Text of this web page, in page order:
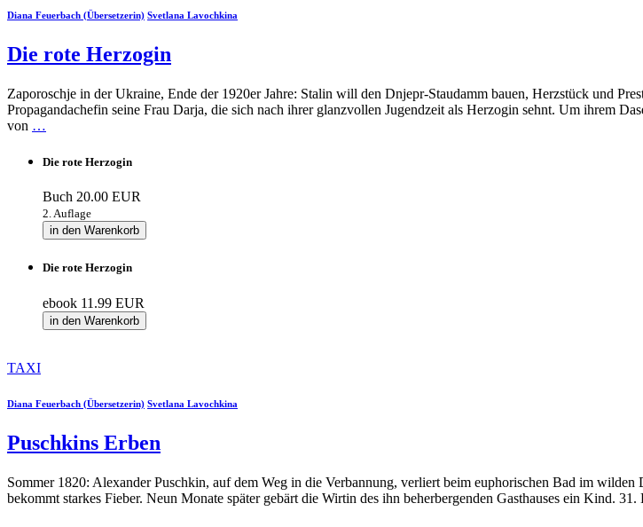
Diana Feuerbach (Übersetzerin) Svetlana Lavochkina
Die rote Herzogin
Zaporoschje in der Ukraine, Ende der 1920er Jahre: Stalin will den Dnjepr-Staudamm bauen, Herzstück und
Propagandachefin seine Frau Darja, die sich nach ihrer glanzvollen Jugendzeit als Herzogin sehnt. Um ihrem
von …
Die rote Herzogin
Buch 20.00 EUR
2. Auflage
in den Warenkorb
Die rote Herzogin
ebook 11.99 EUR
in den Warenkorb
TAXI
Diana Feuerbach (Übersetzerin) Svetlana Lavochkina
Puschkins Erben
Sommer 1820: Alexander Puschkin, auf dem Weg in die Verbannung, verliert beim euphorischen Bad im
bekommt starkes Fieber. Neun Monate später gebärt die Wirtin des ihn beherbergenden Gasthauses ein Kind.